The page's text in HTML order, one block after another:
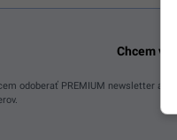
Chcem
odoberať PREMIUM newsletter a